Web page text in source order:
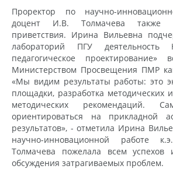
Проректор по научно-
доцент И.В. Толмачева также
приветствия. Ирина Вильевна
лабораторий ПГУ деятельность
педагогическое проектирование»
Министерством Просвещения ПМР
«Мы видим результаты работы: это
площадки, разработка методических
методических рекомендаций.
ориентироваться на прикладной
результатов», - отметила Ирина
научно-инновационной работе
Толмачева пожелала всем успехов
обсуждения затрагиваемых проблем.